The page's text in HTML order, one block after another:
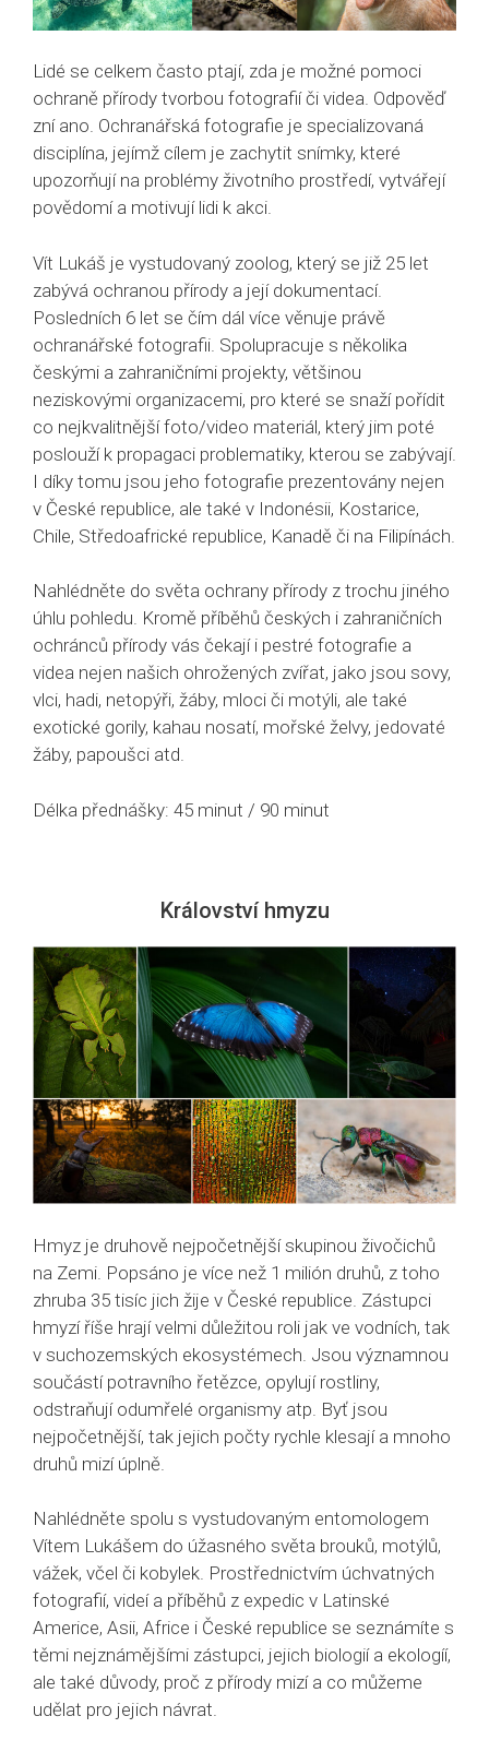
Lidé se celkem často ptají, zda je možné pomoci
ochraně přírody tvorbou fotografií či videa. Odpověď
zní ano. Ochranářská fotografie je specializovaná
disciplína, jejímž cílem je zachytit snímky, které
upozorňují na problémy životního prostředí, vytvářejí
povědomí a motivují lidi k akci.
Vít Lukáš je vystudovaný zoolog, který se již 25 let
zabývá ochranou přírody a její dokumentací.
Posledních 6 let se čím dál více věnuje právě
ochranářské fotografii. Spolupracuje s několika
českými a zahraničními projekty, většinou
neziskovými organizacemi, pro které se snaží pořídit
co nejkvalitnější foto/video materiál, který jim poté
poslouží k propagaci problematiky, kterou se zabývají.
I díky tomu jsou jeho fotografie prezentovány nejen
v České republice, ale také v Indonésii, Kostarice,
Chile, Středoafrické republice, Kanadě či na Filipínách.
Nahlédněte do světa ochrany přírody z trochu jiného
úhlu pohledu. Kromě příběhů českých i zahraničních
ochránců přírody vás čekají i pestré fotografie a
videa nejen našich ohrožených zvířat, jako jsou sovy,
vlci, hadi, netopýři, žáby, mloci či motýli, ale také
exotické gorily, kahau nosatí, mořské želvy, jedovaté
žáby, papoušci atd.
Délka přednášky: 45 minut / 90 minut
Království hmyzu
Hmyz je druhově nejpočetnější skupinou živočichů
na Zemi. Popsáno je více než 1 milión druhů, z toho
zhruba 35 tisíc jich žije v České republice. Zástupci
hmyzí říše hrají velmi důležitou roli jak ve vodních, tak
v suchozemských ekosystémech. Jsou významnou
součástí potravního řetězce, opylují rostliny,
odstraňují odumřelé organismy atp. Byť jsou
nejpočetnější, tak jejich počty rychle klesají a mnoho
druhů mizí úplně.
Nahlédněte spolu s vystudovaným entomologem
Vítem Lukášem do úžasného světa brouků, motýlů,
vážek, včel či kobylek. Prostřednictvím úchvatných
fotografií, videí a příběhů z expedic v Latinské
Americe, Asii, Africe i České republice se seznámíte s
těmi nejznámějšími zástupci, jejich biologií a ekologíí,
ale také důvody, proč z přírody mizí a co můžeme
udělat pro jejich návrat.